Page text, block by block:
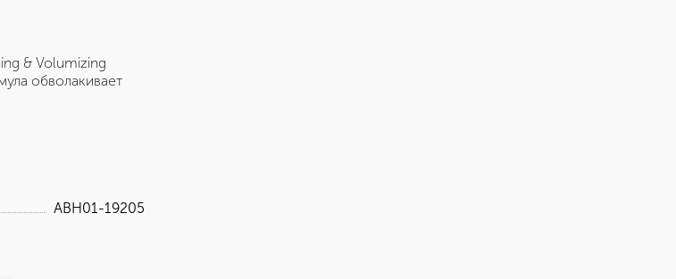
& Volumizing
обволакивает
ABH01-19205